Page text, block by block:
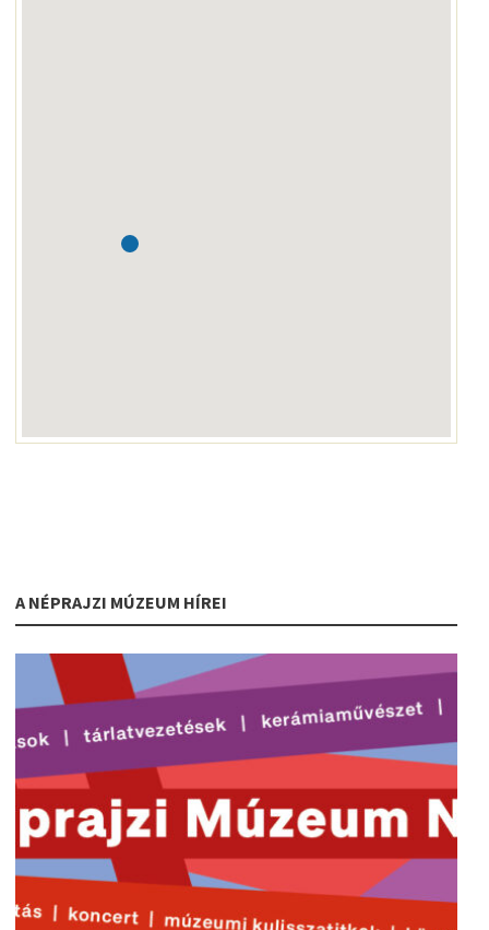
A NÉPRAJZI MÚZEUM HÍREI